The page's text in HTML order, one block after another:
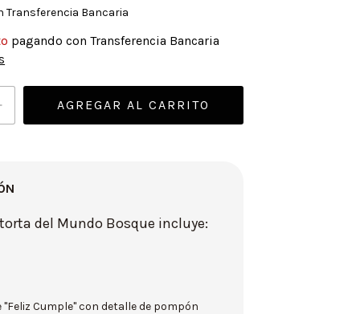
Transferencia Bancaria
pagando con Transferencia Bancaria
del Mundo Bosque incluye:
"Feliz Cumple" con detalle de pompón